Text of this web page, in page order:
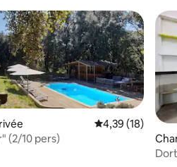
la base de 8 commentaires : 4,13
Évaluation
4,39 (18)
(2/10 pers)